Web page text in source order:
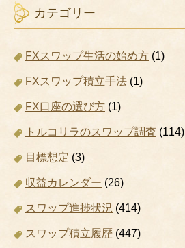
カテゴリー
FXスワップ生活の始め方 (1)
FXスワップ積立手法 (1)
FX口座の選び方 (1)
トルコリラのスワップ調査 (114)
目標想定 (3)
収益カレンダー (26)
スワップ進捗状況 (414)
スワップ積立履歴 (447)